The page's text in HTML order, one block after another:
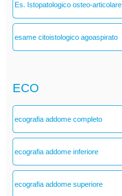
Es. Istopatologico osteo-articolare
esame citoistologico agoaspirato
ECO
ecografia addome completo
ecografia addome inferiore
ecografia addome superiore